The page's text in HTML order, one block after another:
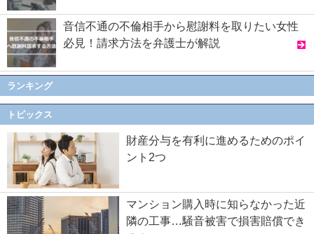
音信不通の不倫相手から慰謝料を取りたい女性
必見！請求方法を弁護士が解説
ランキング
トピックス
財産分与を有利に進めるためのポイ
ント2つ
マンション購入時に知らなかった近
隣の工事…騒音被害で損害賠償でき